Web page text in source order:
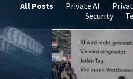
All Posts Private AI
Security